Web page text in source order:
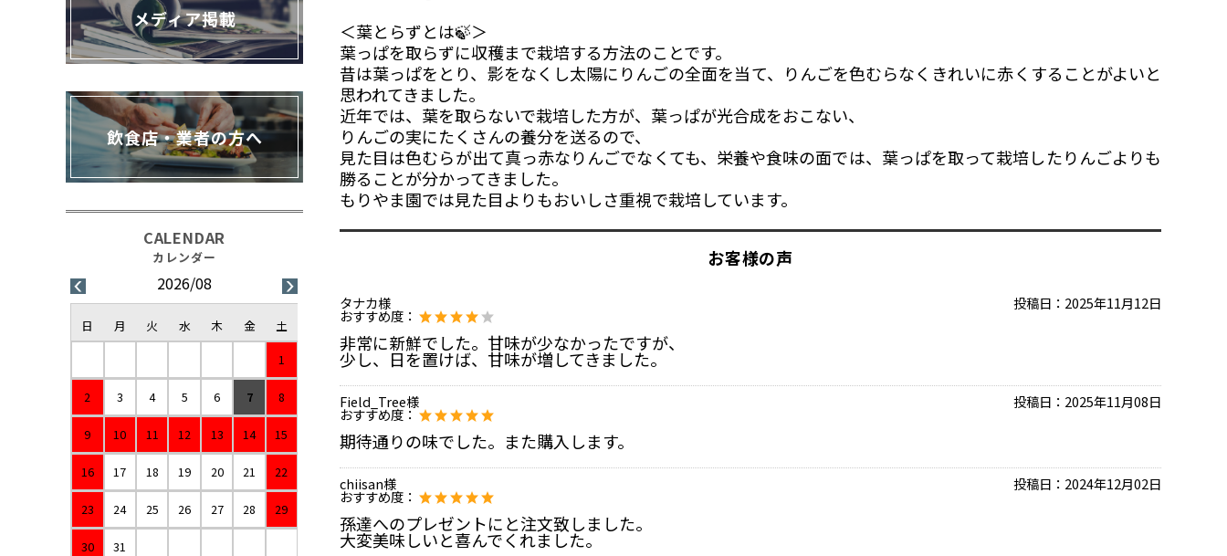
＜葉とらずとは🍃＞
葉っぱを取らずに収穫まで栽培する方法のことです。
昔は葉っぱをとり、影をなくし太陽にりんごの全面を当て、りんごを色むらなくきれいに赤くすることがよいと
思われてきました。
近年では、葉を取らないで栽培した方が、葉っぱが光合成をおこない、
りんごの実にたくさんの養分を送るので、
見た目は色むらが出て真っ赤なりんごでなくても、栄養や食味の面では、葉っぱを取って栽培したりんごよりも
勝ることが分かってきました。
もりやま園では見た目よりもおいしさ重視で栽培しています。
お客様の声
タナカ様 投稿日： 2025年11月12日
おすすめ度：
非常に新鮮でした。甘味が少なかったですが、
少し、日を置けば、甘味が増してきました。
Field_Tree様 投稿日： 2025年11月08日
おすすめ度：
期待通りの味でした。また購入します。
chiisan様 投稿日： 2024年12月02日
おすすめ度：
孫達へのプレゼントにと注文致しました。
大変美味しいと喜んでくれました。
メディア掲載
飲食店・業者の方へ
2026/08
日 月 火 水 木 金
土
1
2 3 4 5 6 7 8
9 10 11 12 13 14 15
16 17 18 19 20 21 22
23 24 25 26 27 28 29
30
31